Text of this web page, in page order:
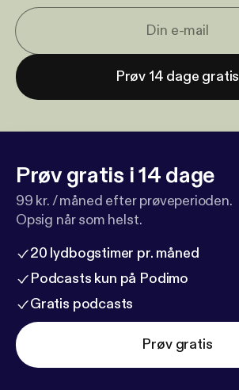
Prøv 14 dage gratis
Prøv gratis i 14 dage
99 kr. / måned efter prøveperioden.
Opsig når som helst.
20 lydbogstimer pr. måned
Podcasts kun på Podimo
Gratis podcasts
Prøv gratis